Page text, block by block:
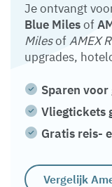
Je ontvangt
Blue Milesof
MilesofAMEX
upgrades,
Sparen
Vliegtickets
Gratis reis-
Vergelijk